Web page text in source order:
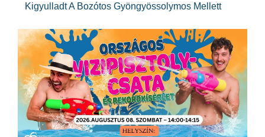
Kigyulladt A Bozótos Gyöngyössolymos Mellett